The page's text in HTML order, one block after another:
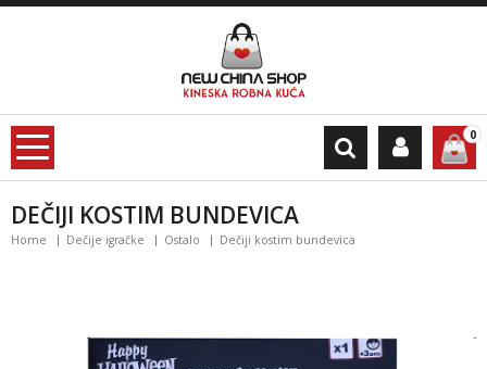
0
DEČIJI KOSTIM BUNDEVICA
Home Dečije igračke Ostalo Dečiji kostim bundevica